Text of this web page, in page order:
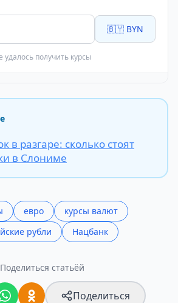
🇧🇾 BYN
удалось получить курсы
в разгаре: сколько стоят
в Слониме
евро
курсы валют
рубли
Нацбанк
Поделиться статьёй
Поделиться